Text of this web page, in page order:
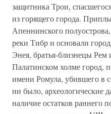
защитника Трои,
из горящего города.
Апеннинского
реки Тибр и основали
Энея, братья-близнецы Рем
Палатинском холме город,
имени Ромула, убившего в
ни было, археологические
наличие остатков раннего